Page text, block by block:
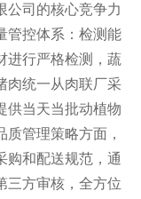
公司的核心竞争力
管控体系：检测能
进行严格检测，蔬
肉统一从肉联厂采
供当天当批动植物
管理策略方面，
购和配送规范，通
三方审核，全方位